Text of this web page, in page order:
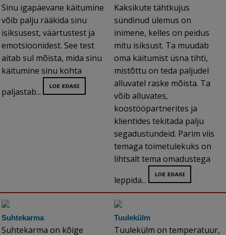
Sinu igapäevane käitumine
võib palju rääkida sinu
isiksusest, väärtustest ja
emotsioonidest. See test
aitab sul mõista, mida sinu
käitumine sinu kohta
paljastab...
Kaksikute tähtkujus
sündinud ülemus on
inimene, kelles on peidus
mitu isiksust. Ta muudab
oma käitumist üsna tihti,
mistõttu on teda paljudel
alluvatel raske mõista. Ta
võib alluvates,
koostööpartnerites ja
klientides tekitada palju
segadustundeid. Parim viis
temaga toimetulekuks on
lihtsalt tema omadustega
leppida...
Suhtekarma
Suhtekarma on kõige
Tuulekülm
Tuulekülm on temperatuur,